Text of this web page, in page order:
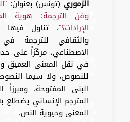
الزموري (تونس) بعنوان:
وفن الترجمة: هوية
الإرادات؟"، تناول فيها
والثقافي للترجمة
الاصطناعي، مركّزاً على
في نقل المعنى العميق
للنصوص، ولا سيما
البنى المفتوحة،
المترجم الإنساني
المعنى وحيوية النص.